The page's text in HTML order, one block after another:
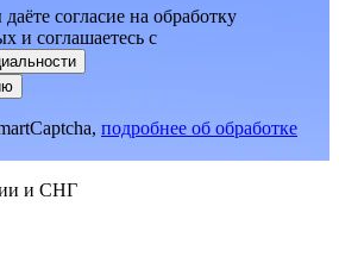
согласие на обработку
и соглашаетесь c
подробнее об обработке
и СНГ